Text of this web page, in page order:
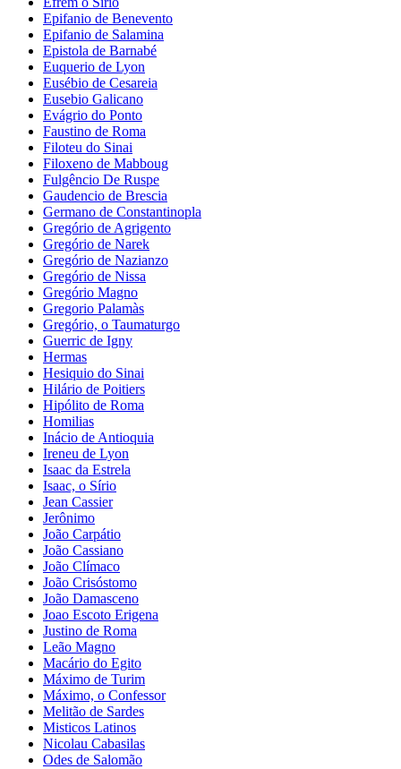
Epifanio de Benevento
Epifanio de Salamina
Epistola de Barnabé
Euquerio de Lyon
Eusébio de Cesareia
Eusebio Galicano
Evágrio do Ponto
Faustino de Roma
Filoteu do Sinai
Filoxeno de Mabboug
Fulgêncio De Ruspe
Gaudencio de Brescia
Germano de Constantinopla
Gregório de Agrigento
Gregório de Narek
Gregório de Nazianzo
Gregório de Nissa
Gregório Magno
Gregorio Palamàs
Gregório, o Taumaturgo
Guerric de Igny
Hermas
Hesiquio do Sinai
Hilário de Poitiers
Hipólito de Roma
Homilias
Inácio de Antioquia
Ireneu de Lyon
Isaac da Estrela
Isaac, o Sírio
Jean Cassier
Jerônimo
João Carpátio
João Cassiano
João Clímaco
João Crisóstomo
João Damasceno
Joao Escoto Erigena
Justino de Roma
Leão Magno
Macário do Egito
Máximo de Turim
Máximo, o Confessor
Melitão de Sardes
Misticos Latinos
Nicolau Cabasilas
Odes de Salomão